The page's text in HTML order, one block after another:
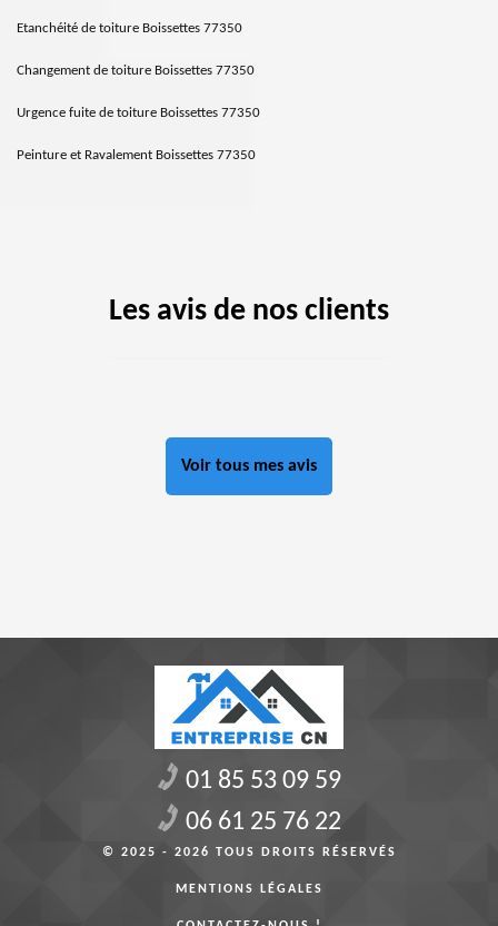
Etanchéité de toiture Boissettes 77350
Changement de toiture Boissettes 77350
Urgence fuite de toiture Boissettes 77350
Peinture et Ravalement Boissettes 77350
Les avis de nos clients
Voir tous mes avis
01 85 53 09 59
06 61 25 76 22
© 2025 - 2026 TOUS DROITS RÉSERVÉS
MENTIONS LÉGALES